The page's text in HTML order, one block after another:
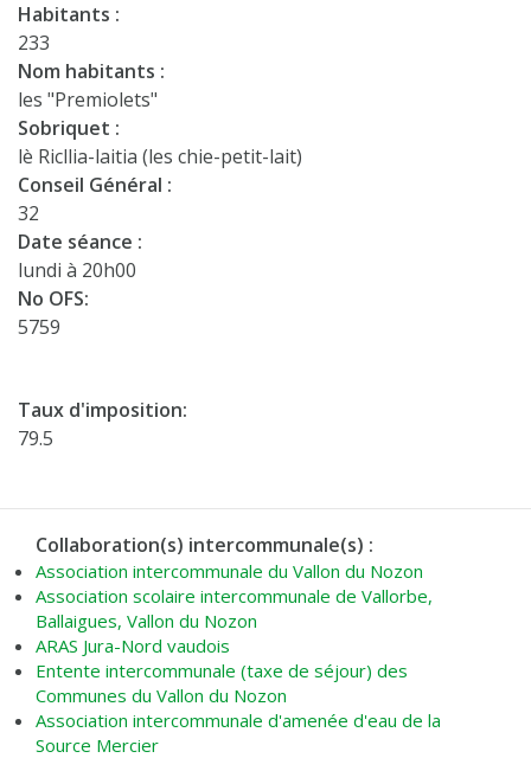
Habitants :
233
Nom habitants :
les "Premiolets"
Sobriquet :
lè Ricllia-laitia (les chie-petit-lait)
Conseil Général :
32
Date séance :
lundi à 20h00
No OFS:
5759
Taux d'imposition:
79.5
Collaboration(s) intercommunale(s) :
Association intercommunale du Vallon du Nozon
Association scolaire intercommunale de Vallorbe,
Ballaigues, Vallon du Nozon
ARAS Jura-Nord vaudois
Entente intercommunale (taxe de séjour) des
Communes du Vallon du Nozon
Association intercommunale d'amenée d'eau de la
Source Mercier